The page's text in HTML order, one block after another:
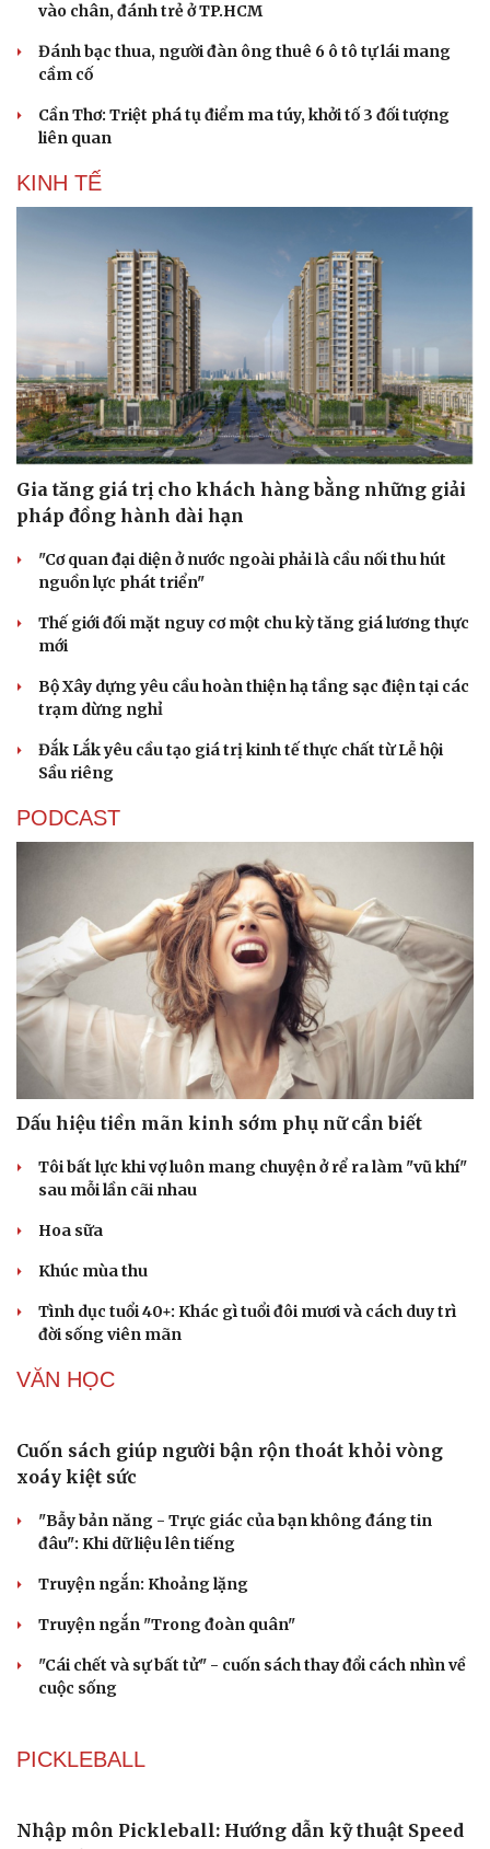
Sân khấu - Điện ảnh
Văn học
Di sản
Nghệ sĩ
Du lịch
Tư vấn
check-in
Hạt giống tâm hồn
vào chân, đánh trẻ ở TP.HCM
Đánh bạc thua, người đàn ông thuê 6 ô tô tự lái mang
cầm cố
Cần Thơ: Triệt phá tụ điểm ma túy, khởi tố 3 đối tượng
liên quan
KINH TẾ
Gia tăng giá trị cho khách hàng bằng những giải
pháp đồng hành dài hạn
"Cơ quan đại diện ở nước ngoài phải là cầu nối thu hút
nguồn lực phát triển"
Thế giới đối mặt nguy cơ một chu kỳ tăng giá lương thực
mới
Bộ Xây dựng yêu cầu hoàn thiện hạ tầng sạc điện tại các
trạm dừng nghỉ
Đắk Lắk yêu cầu tạo giá trị kinh tế thực chất từ Lễ hội
Sầu riêng
PODCAST
Dấu hiệu tiền mãn kinh sớm phụ nữ cần biết
Tôi bất lực khi vợ luôn mang chuyện ở rể ra làm "vũ khí"
sau mỗi lần cãi nhau
Hoa sữa
Khúc mùa thu
Tình dục tuổi 40+: Khác gì tuổi đôi mươi và cách duy trì
đời sống viên mãn
VĂN HỌC
Cuốn sách giúp người bận rộn thoát khỏi vòng
"Bẫy bản năng - Trực giác của bạn không đáng tin
Truyện ngắn: Khoảng lặng